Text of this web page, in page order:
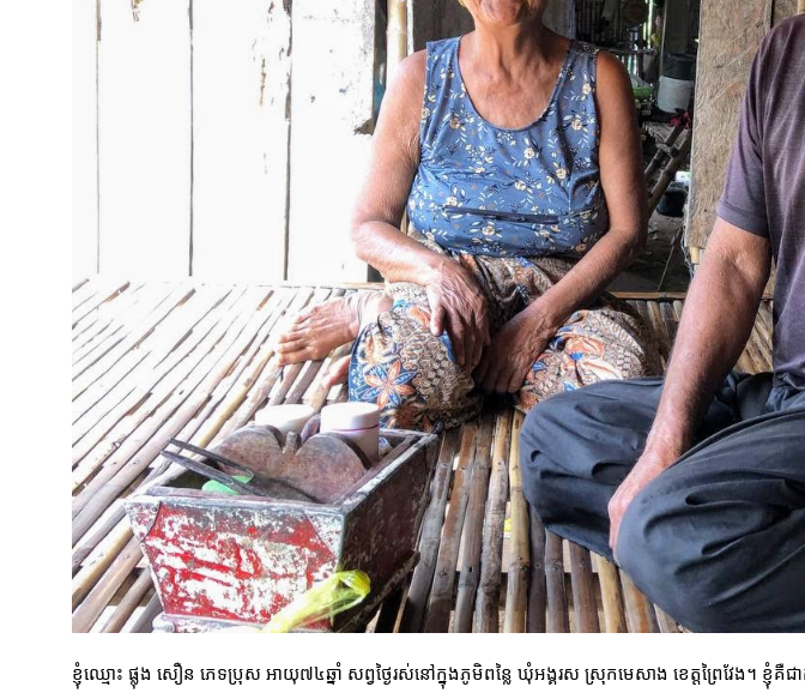
ខ្ញុំឈ្មោះ ផ្លុង សឿន ភេទប្រុស អាយុ៧៤ឆ្នាំ សព្វថ្ងៃរស់នៅក្នុងភូមិពន្លៃ ឃុំអង្គរស ស្រុកមេសាង ខេត្តព្រៃវែង។ ខ្ញុំ